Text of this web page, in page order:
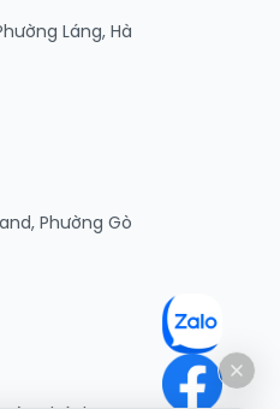
Láng, Hà
Phường Gò